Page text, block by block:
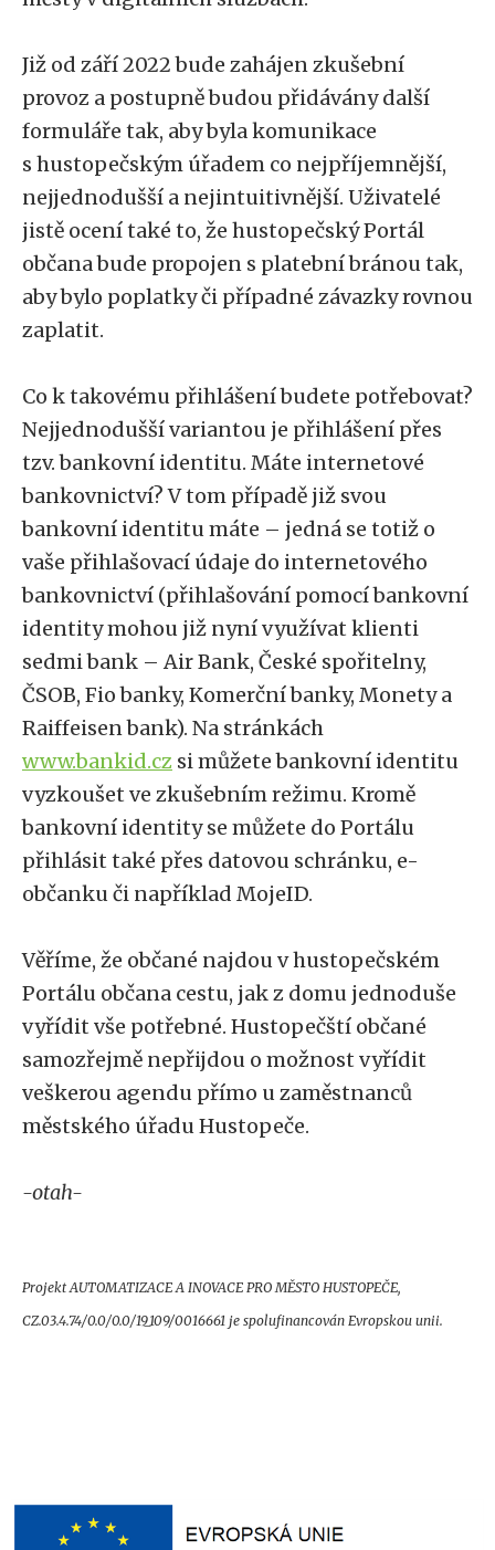
Již od září 2022 bude zahájen zkušební
provoz a postupně budou přidávány další
formuláře tak, aby byla komunikace
s hustopečským úřadem co nejpříjemnější,
nejjednodušší a nejintuitivnější. Uživatelé
jistě ocení také to, že hustopečský Portál
občana bude propojen s platební bránou tak,
aby bylo poplatky či případné závazky rovnou
zaplatit.
Co k takovému přihlášení budete potřebovat?
Nejjednodušší variantou je přihlášení přes
tzv. bankovní identitu. Máte internetové
bankovnictví? V tom případě již svou
bankovní identitu máte – jedná se totiž o
vaše přihlašovací údaje do internetového
bankovnictví (přihlašování pomocí bankovní
identity mohou již nyní využívat klienti
sedmi bank – Air Bank, České spořitelny,
ČSOB, Fio banky, Komerční banky, Monety a
Raiffeisen bank). Na stránkách
www.bankid.cz si můžete bankovní identitu
vyzkoušet ve zkušebním režimu. Kromě
bankovní identity se můžete do Portálu
přihlásit také přes datovou schránku, e-
občanku či například MojeID.
Věříme, že občané najdou v hustopečském
Portálu občana cestu, jak z domu jednoduše
vyřídit vše potřebné. Hustopečští občané
samozřejmě nepřijdou o možnost vyřídit
veškerou agendu přímo u zaměstnanců
městského úřadu Hustopeče.
-otah-
ProjektAUTOMATIZACE A INOVACE PRO MĚSTO HUSTOPEČE,
CZ.03.4.74/0.0/0.0/19_109/0016661 je spolufinancován Evropskou unii.